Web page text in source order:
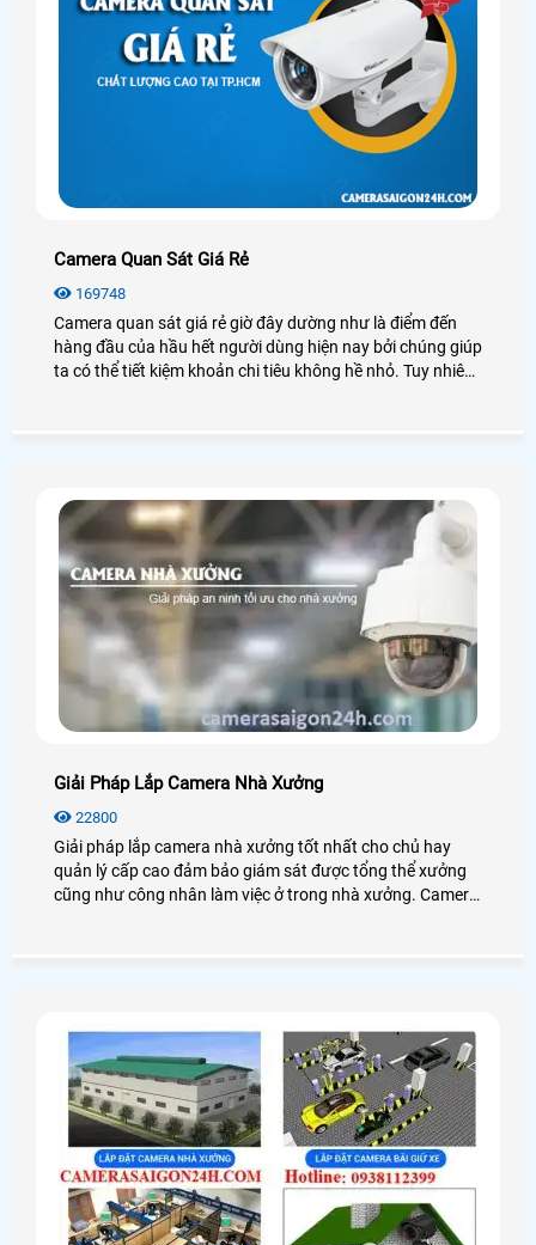
Camera Quan Sát Giá Rẻ
169748
Camera quan sát giá rẻ giờ đây dường như là điểm đến
hàng đầu của hầu hết người dùng hiện nay bởi chúng giúp
ta có thể tiết kiệm khoản chi tiêu không hề nhỏ. Tuy nhiên
Giải Pháp Lắp Camera Nhà Xưởng
22800
Giải pháp lắp camera nhà xưởng tốt nhất cho chủ hay
quản lý cấp cao đảm bảo giám sát được tổng thể xưởng
cũng như công nhân làm việc ở trong nhà xưởng. Camera